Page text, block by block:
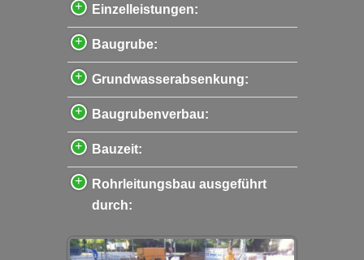
Einzelleistungen:
Baugrube:
Grundwasserabsenkung:
Baugrubenverbau:
Bauzeit:
Rohrleitungsbau ausgeführt
durch: